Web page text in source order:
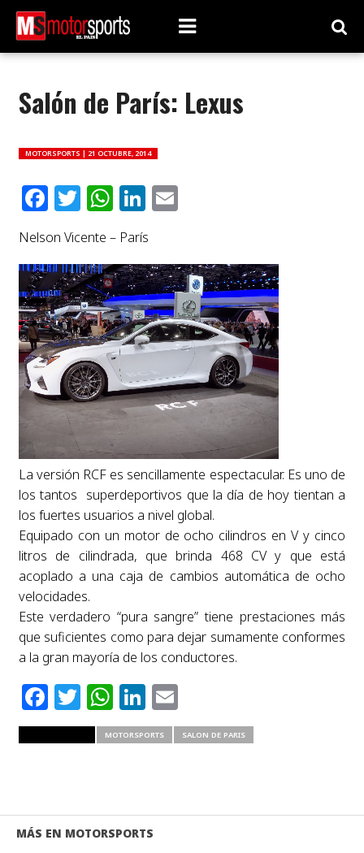
Salón de París: Lexus
MOTORSPORTS | 21 OCTUBRE, 2014
Facebook
Twitter
WhatsApp
LinkedIn
Email
Nelson Vicente – París
La versión RCF es sencillamente espectacular. Es uno de
los tantos superdeportivos que la día de hoy tientan a
los fuertes usuarios a nivel global.
Equipado con un motor de ocho cilindros en V y cinco
litros de cilindrada, que brinda 468 CV y que está
acoplado a una caja de cambios automática de ocho
velocidades.
Este verdadero “pura sangre” tiene prestaciones más
que suficientes como para dejar sumamente conformes
a la gran mayoría de los conductores.
Facebook
Twitter
WhatsApp
LinkedIn
Email
MOTORSPORTS SALON DE PARIS
MÁS EN MOTORSPORTS